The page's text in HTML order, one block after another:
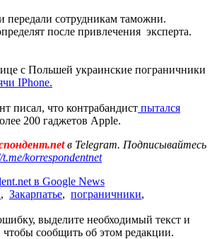
передали сотрудникам таможни.
после привлечения эксперта.
с Польшей украинские пограничники
IPhone.
писал, что контрабандист пытался
200 гаджетов Apple.
в Telegram. Подписывайтесь
korrespondentnet
в Google News
, Закарпатье, пограничники,
выделите необходимый текст и
сообщить об этом редакции.